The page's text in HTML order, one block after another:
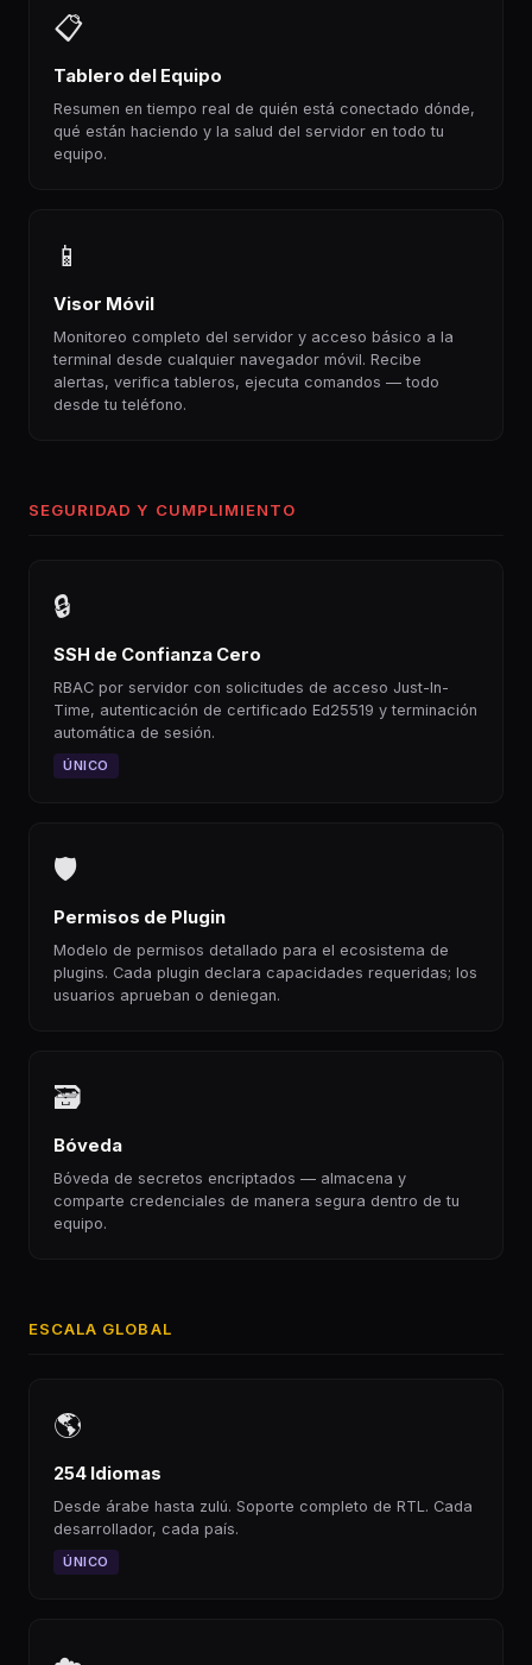
📋
Tablero del Equipo
Resumen en tiempo real de quién está conectado dónde,
qué están haciendo y la salud del servidor en todo tu
equipo.
📱
Visor Móvil
Monitoreo completo del servidor y acceso básico a la
terminal desde cualquier navegador móvil. Recibe
alertas, verifica tableros, ejecuta comandos — todo
desde tu teléfono.
SEGURIDAD Y CUMPLIMIENTO
🔒
SSH de Confianza Cero
RBAC por servidor con solicitudes de acceso Just-In-
Time, autenticación de certificado Ed25519 y terminación
automática de sesión.
ÚNICO
🛡
Permisos de Plugin
Modelo de permisos detallado para el ecosistema de
plugins. Cada plugin declara capacidades requeridas; los
usuarios aprueban o deniegan.
🗃
Bóveda
Bóveda de secretos encriptados — almacena y
comparte credenciales de manera segura dentro de tu
equipo.
ESCALA GLOBAL
🌎
254 Idiomas
Desde árabe hasta zulú. Soporte completo de RTL. Cada
desarrollador, cada país.
ÚNICO